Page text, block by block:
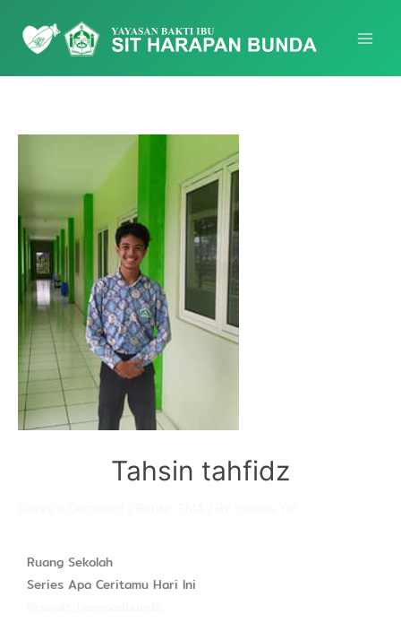
Tahsin tahfidz
Ruang Sekolah
Series Apa Ceritamu Hari Ini